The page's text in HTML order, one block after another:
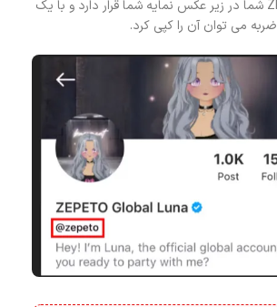
نام کاربری ZEPETO شما در زیر عکس نمایه شما قرار دارد و با یک
ضربه می توان آن را کپی کرد.